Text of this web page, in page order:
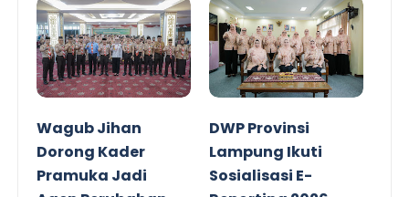
Wagub Jihan
Dorong Kader
Pramuka Jadi
DWP Provinsi
Lampung Ikuti
Sosialisasi E-